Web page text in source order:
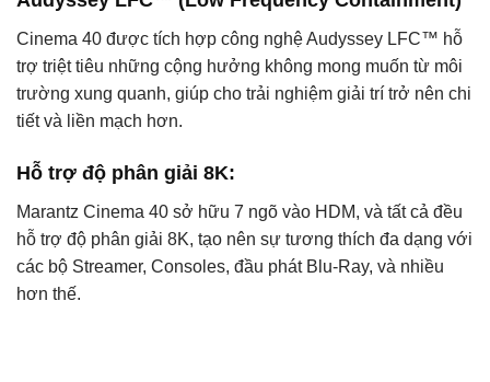
Cinema 40 được tích hợp công nghệ Audyssey LFC™ hỗ
trợ triệt tiêu những cộng hưởng không mong muốn từ môi
trường xung quanh, giúp cho trải nghiệm giải trí trở nên chi
tiết và liền mạch hơn.
Hỗ trợ độ phân giải 8K:
Marantz Cinema 40 sở hữu 7 ngõ vào HDM, và tất cả đều
hỗ trợ độ phân giải 8K, tạo nên sự tương thích đa dạng với
các bộ Streamer, Consoles, đầu phát Blu-Ray, và nhiều
hơn thế.